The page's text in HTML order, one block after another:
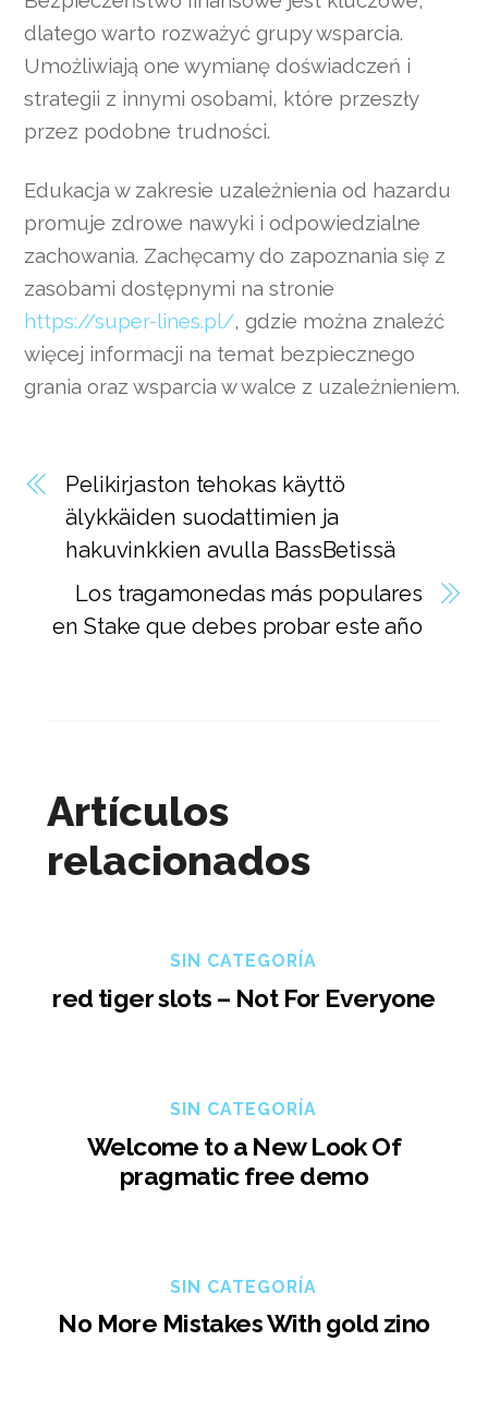
dlatego warto rozważyć grupy wsparcia.
Umożliwiają one wymianę doświadczeń i
strategii z innymi osobami, które przeszły
przez podobne trudności.
Edukacja w zakresie uzależnienia od hazardu
promuje zdrowe nawyki i odpowiedzialne
zachowania. Zachęcamy do zapoznania się z
zasobami dostępnymi na stronie
https://super-lines.pl/, gdzie można znaleźć
więcej informacji na temat bezpiecznego
grania oraz wsparcia w walce z uzależnieniem.
Pelikirjaston tehokas käyttö
älykkäiden suodattimien ja
hakuvinkkien avulla BassBetissä
Los tragamonedas más populares
en Stake que debes probar este año
Artículos
relacionados
SIN CATEGORÍA
red tiger slots – Not For Everyone
SIN CATEGORÍA
Welcome to a New Look Of
pragmatic free demo
SIN CATEGORÍA
No More Mistakes With gold zino